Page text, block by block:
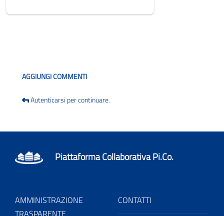
AGGIUNGI COMMENTI
Autenticarsi per continuare.
Piattaforma Collaborativa Pi.Co.
AMMINISTRAZIONE
TRASPARENTE
CONTATTI